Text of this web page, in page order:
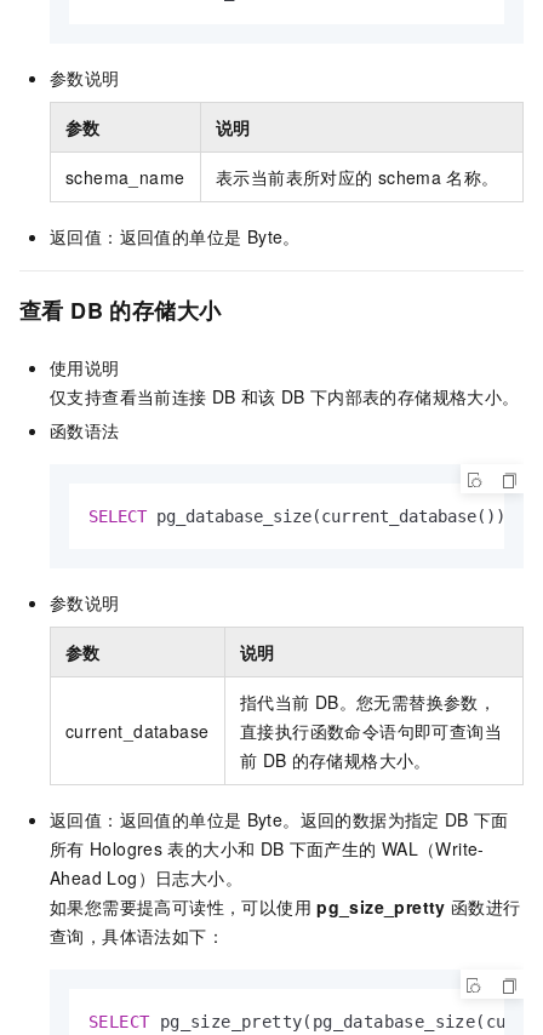
参数说明
参数 说明
schema_name 表示当前表所对应的 schema 名称。
返回值：返回值的单位是 Byte。
查看 DB 的存储大小
使用说明
仅支持查看当前连接 DB 和该 DB 下内部表的存储规格大小。
函数语法
SELECT pg_database_size(current_database());
参数说明
参数 说明
current_database
指代当前 DB。您无需替换参数，
直接执行函数命令语句即可查询当
前 DB 的存储规格大小。
返回值：返回值的单位是 Byte。返回的数据为指定 DB 下面
所有 Hologres 表的大小和 DB 下面产生的 WAL（Write-
Ahead Log）日志大小。
如果您需要提高可读性，可以使用 pg_size_pretty 函数进行
查询，具体语法如下：
SELECT